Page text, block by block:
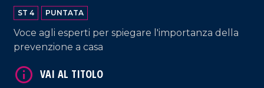
ST 4 PUNTATA
Voce agli esperti per spiegare l'importanza della
prevenzione a casa
VAI AL TITOLO